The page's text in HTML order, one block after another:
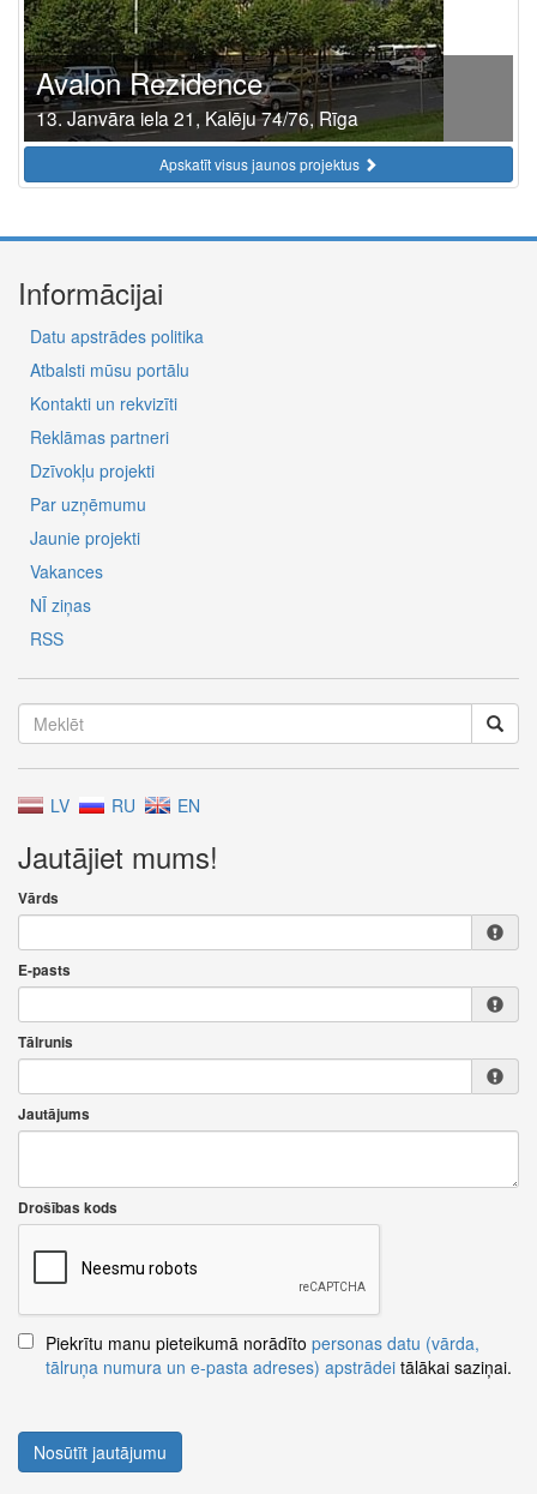
Avalon Rezidence
13. Janvāra iela 21, Kalēju 74/76, Rīga
Apskatīt visus jaunos projektus
Informācijai
Datu apstrādes politika
Atbalsti mūsu portālu
Kontakti un rekvizīti
Reklāmas partneri
Dzīvokļu projekti
Par uzņēmumu
Jaunie projekti
Vakances
NĪ ziņas
RSS
LV RU EN
Jautājiet mums!
Vārds
E-pasts
Tālrunis
Jautājums
Drošības kods
Piekrītu manu pieteikumā norādīto personas datu (vārda,
tālruņa numura un e-pasta adreses) apstrādei tālākai saziņai.
Nosūtīt jautājumu